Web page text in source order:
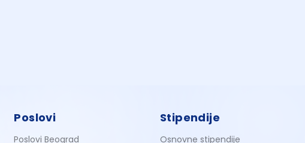
Poslovi
Poslovi Beograd
Stipendije
Osnovne stipendije